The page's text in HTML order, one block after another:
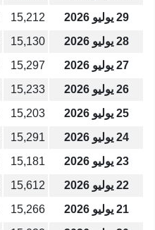
29 يوليو 2026
15,212
28 يوليو 2026
15,130
27 يوليو 2026
15,297
26 يوليو 2026
15,233
25 يوليو 2026
15,203
24 يوليو 2026
15,291
23 يوليو 2026
15,181
22 يوليو 2026
15,612
21 يوليو 2026
15,266